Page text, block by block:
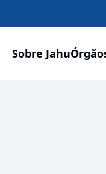
Sobre Jahu